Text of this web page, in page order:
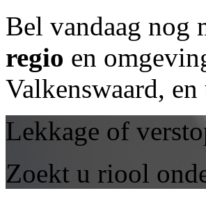
Bel vandaag nog
regio en
Valkenswaard,
Lekkage of
Zoekt u riool